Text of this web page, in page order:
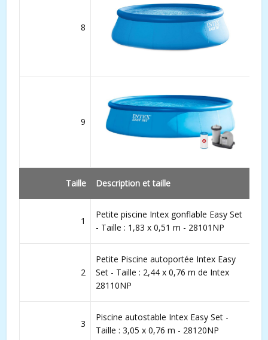
8
9
Taille Description et taille
1
Petite piscine Intex gonflable Easy Set
- Taille : 1,83 x 0,51 m - 28101NP
2
Petite Piscine autoportée Intex Easy
Set - Taille : 2,44 x 0,76 m de Intex
28110NP
3
Piscine autostable Intex Easy Set -
Taille : 3,05 x 0,76 m - 28120NP